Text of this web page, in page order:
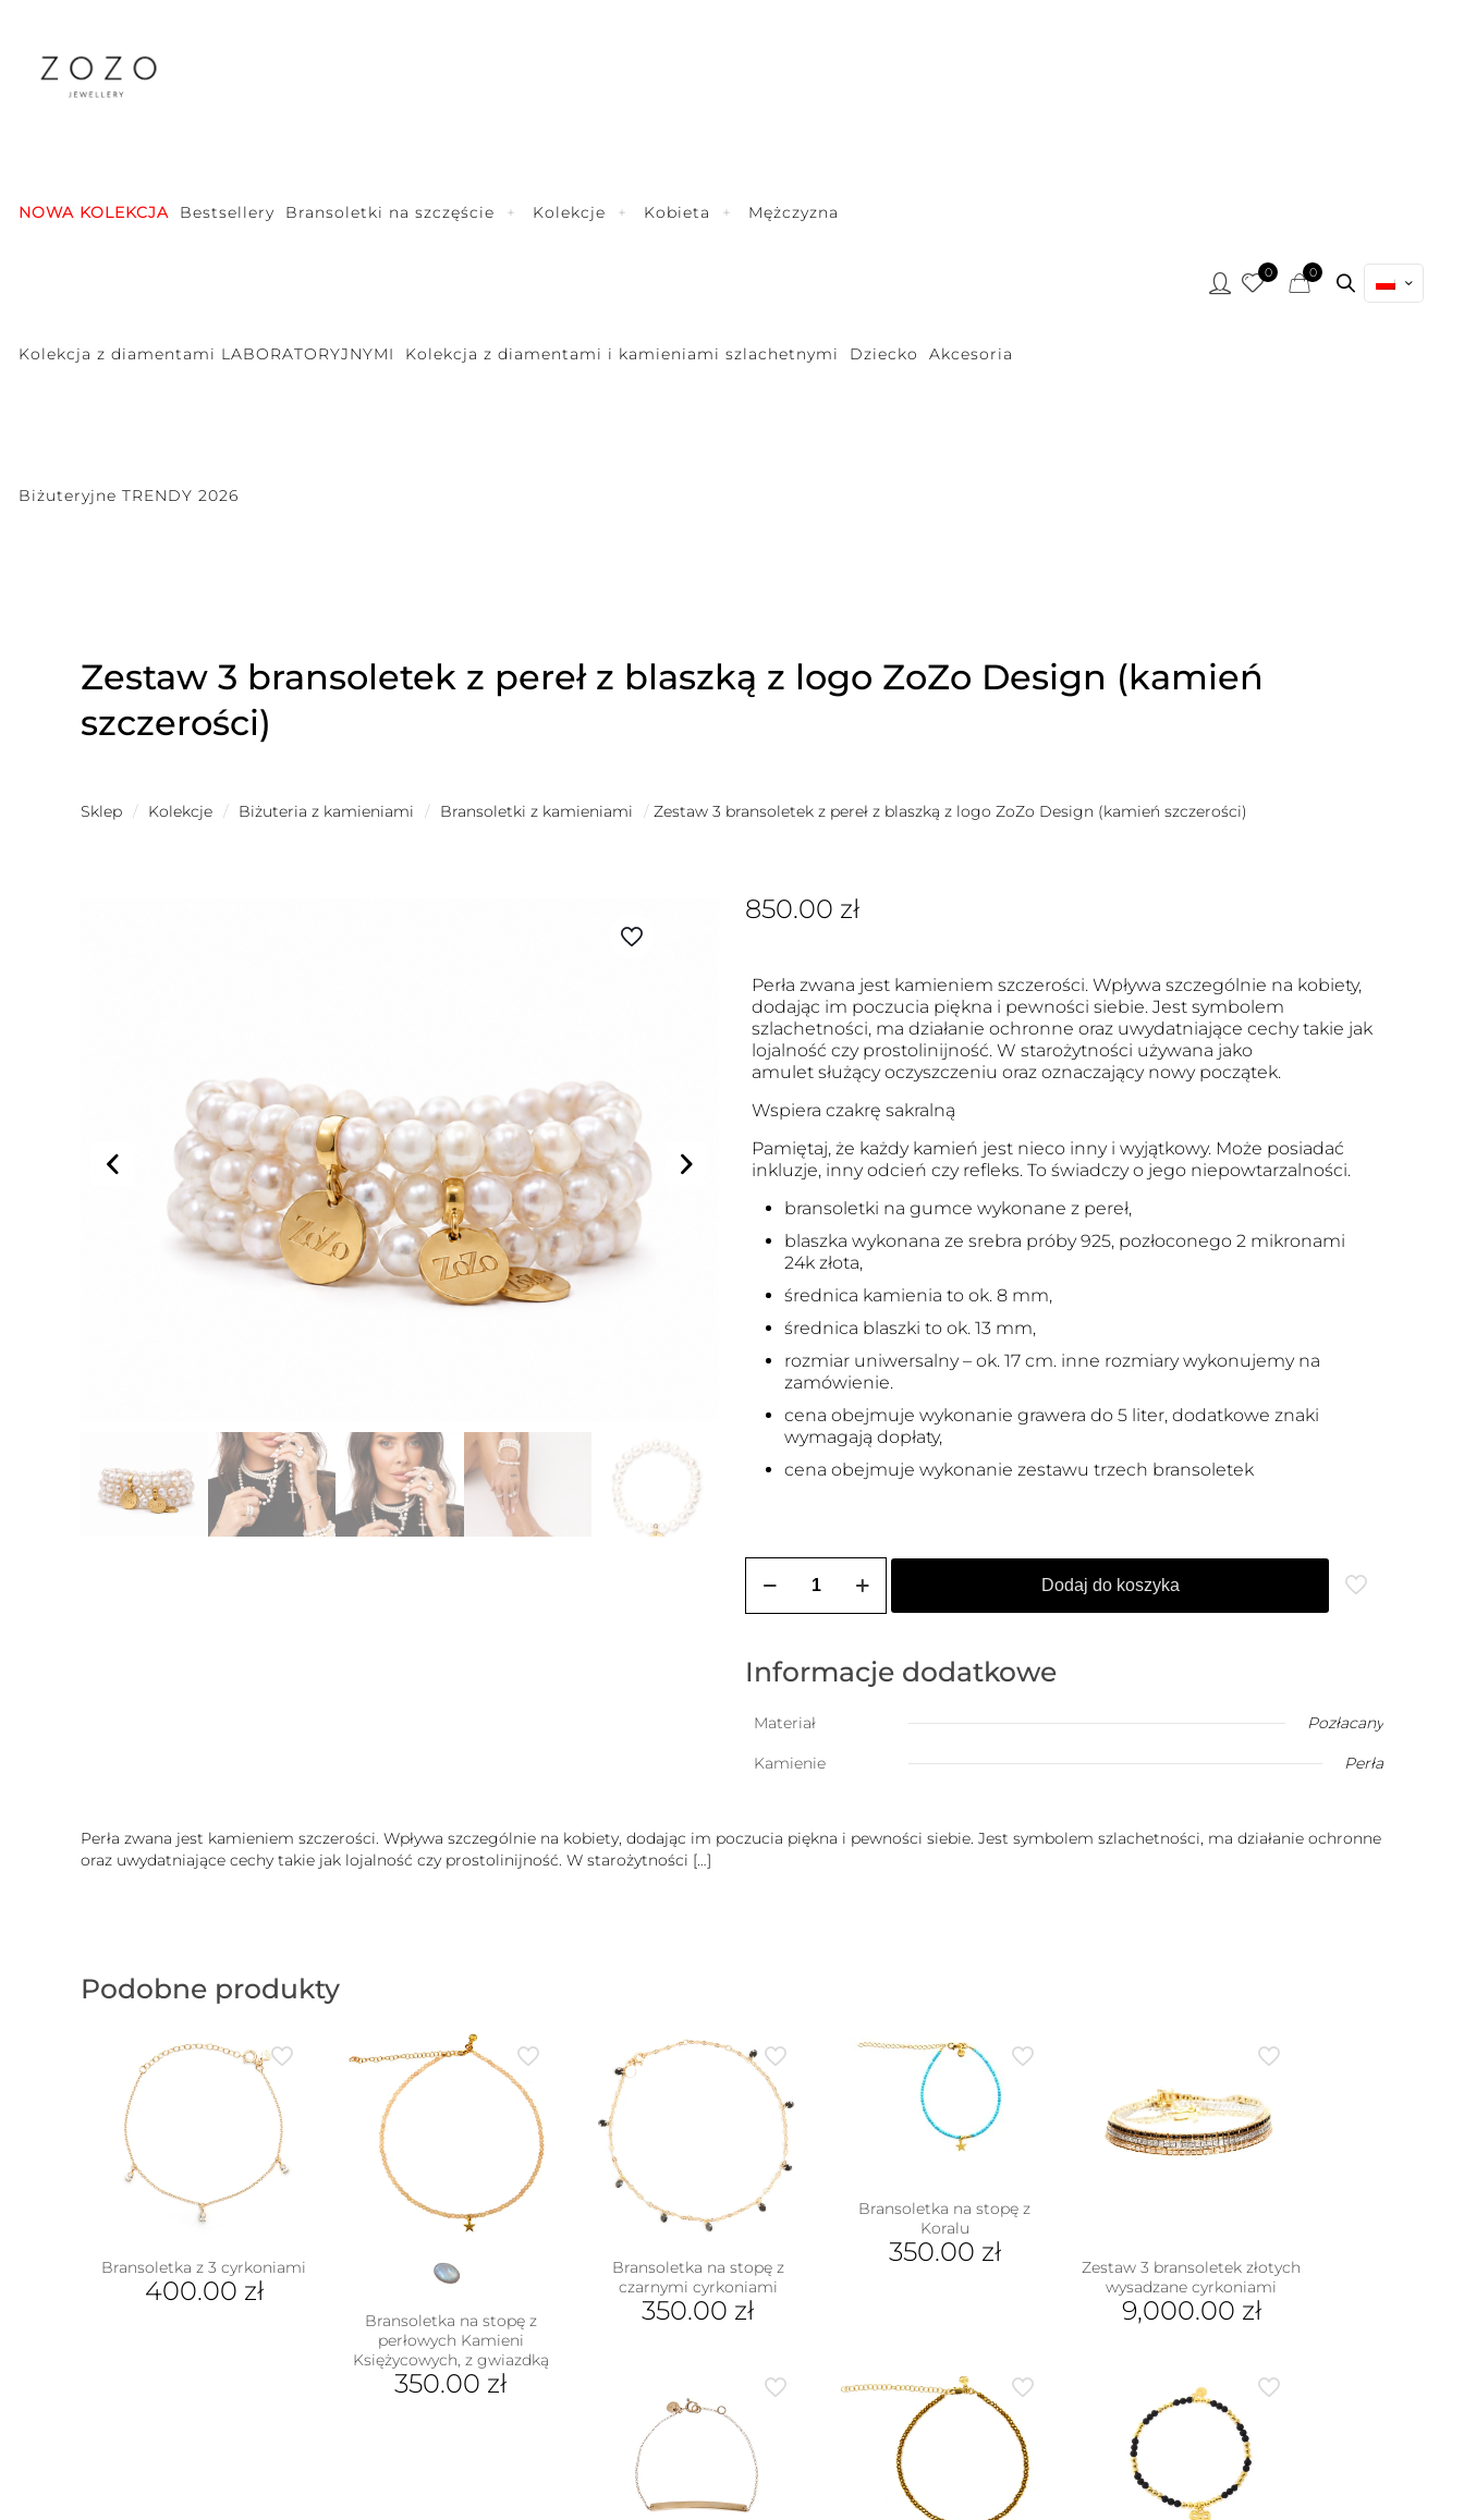
NOWA KOLEKCJA Bestsellery Bransoletki na szczęście Kolekcje Kobieta Mężczyzna
Kolekcja z diamentami LABORATORYJNYMI Kolekcja z diamentami i kamieniami szlachetnymi Dziecko Akcesoria
Biżuteryjne TRENDY 2026
0 0
Zestaw 3 bransoletek z pereł z blaszką z logo ZoZo Design (kamień
szczerości)
Sklep / Kolekcje / Biżuteria z kamieniami / Bransoletki z kamieniami / Zestaw 3 bransoletek z pereł z blaszką z logo ZoZo Design (kamień szczerości)
850.00 zł
Perła zwana jest kamieniem szczerości. Wpływa szczególnie na kobiety,
dodając im poczucia piękna i pewności siebie. Jest symbolem
szlachetności, ma działanie ochronne oraz uwydatniające cechy takie jak
lojalność czy prostolinijność. W starożytności używana jako
amulet służący oczyszczeniu oraz oznaczający nowy początek.
Wspiera czakrę sakralną
Pamiętaj, że każdy kamień jest nieco inny i wyjątkowy. Może posiadać
inkluzje, inny odcień czy refleks. To świadczy o jego niepowtarzalności.
bransoletki na gumce wykonane z pereł,
blaszka wykonana ze srebra próby 925, pozłoconego 2 mikronami
24k złota,
średnica kamienia to ok. 8 mm,
średnica blaszki to ok. 13 mm,
rozmiar uniwersalny – ok. 17 cm. inne rozmiary wykonujemy na
zamówienie.
cena obejmuje wykonanie grawera do 5 liter, dodatkowe znaki
wymagają dopłaty,
cena obejmuje wykonanie zestawu trzech bransoletek
Zestaw
pereł
z
ZoZo
Dodaj do koszyka
Informacje dodatkowe
Materiał Pozłacany
Kamienie Perła
Perła zwana jest kamieniem szczerości. Wpływa szczególnie na kobiety, dodając im poczucia piękna i pewności siebie. Jest symbolem szlachetności, ma działanie ochronne
oraz uwydatniające cechy takie jak lojalność czy prostolinijność. W starożytności […]
Podobne produkty
Bransoletka z 3 cyrkoniami
400.00 zł
Bransoletka na stopę z
perłowych Kamieni
Księżycowych, z gwiazdką
350.00 zł
Bransoletka na stopę z
czarnymi cyrkoniami
350.00 zł
Bransoletka na stopę z
Koralu
350.00 zł
Zestaw 3 bransoletek złotych
wysadzane cyrkoniami
9,000.00 zł